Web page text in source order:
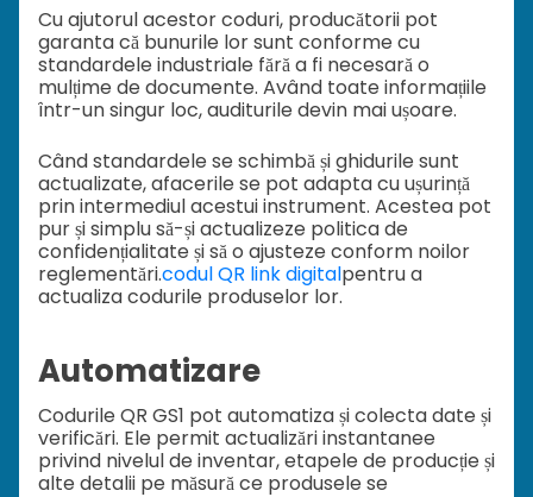
Cu ajutorul acestor coduri, producătorii pot
garanta că bunurile lor sunt conforme cu
standardele industriale fără a fi necesară o
mulțime de documente. Având toate informațiile
într-un singur loc, auditurile devin mai ușoare.
Când standardele se schimbă și ghidurile sunt
actualizate, afacerile se pot adapta cu ușurință
prin intermediul acestui instrument. Acestea pot
pur și simplu să-și actualizeze politica de
confidențialitate și să o ajusteze conform noilor
reglementări.codul QR link digitalpentru a
actualiza codurile produselor lor.
Automatizare
Codurile QR GS1 pot automatiza și colecta date și
verificări. Ele permit actualizări instantanee
privind nivelul de inventar, etapele de producție și
alte detalii pe măsură ce produsele se